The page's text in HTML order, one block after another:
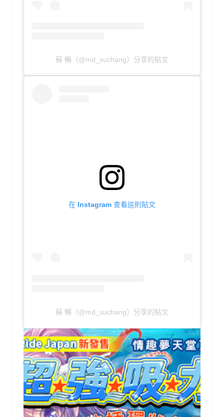
蘇 暢（@md_suchang）分享的貼文
在 Instagram 查看這則貼文
蘇 暢（@md_suchang）分享的貼文